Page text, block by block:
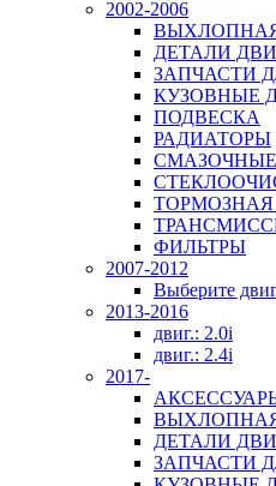
2002-2006
ДЕТАЛИ
ЗАПЧАСТИ
КУЗОВНЫЕ
ПОДВЕСКА
РАДИАТОРЫ
ФИЛЬТРЫ
2007-2012
Выберите
2013-2016
двиг.: 2.0i
двиг.: 2.4i
2017-
ДЕТАЛИ
ЗАПЧАСТИ